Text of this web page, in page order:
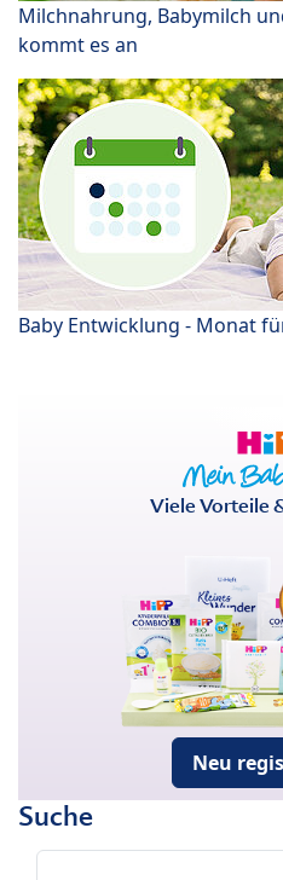
Milchnahrung, Babymilch
kommt es an
Baby Entwicklung - Monat
Viele Vorteile
Neu
Suche